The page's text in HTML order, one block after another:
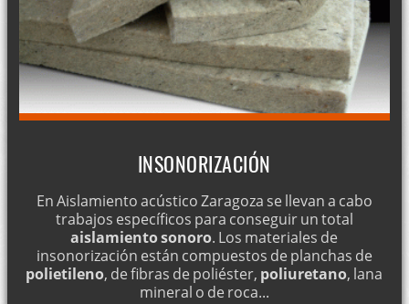
INSONORIZACIÓN
En Aislamiento acústico Zaragoza se llevan a cabo
trabajos específicos para conseguir un total
aislamiento sonoro. Los materiales de
insonorización están compuestos de planchas de
polietileno, de fibras de poliéster, poliuretano, lana
mineral o de roca...